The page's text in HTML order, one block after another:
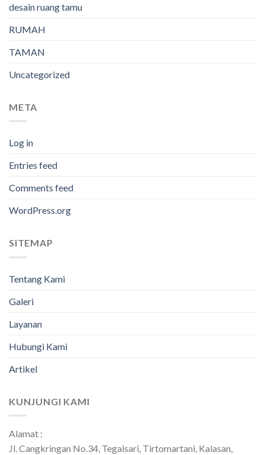
desain ruang tamu
RUMAH
TAMAN
Uncategorized
META
Log in
Entries feed
Comments feed
WordPress.org
SITEMAP
Tentang Kami
Galeri
Layanan
Hubungi Kami
Artikel
KUNJUNGI KAMI
Alamat :
Jl. Cangkringan No.34, Tegalsari, Tirtomartani, Kalasan,